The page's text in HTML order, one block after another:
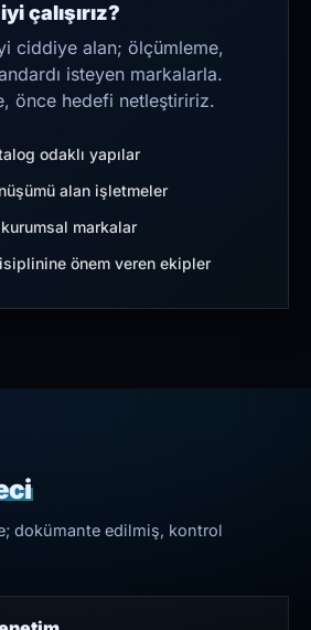
çalışırız?
ciddiye alan; ölçümleme,
isteyen markalarla.
önce hedefi netleştiririz.
odaklı yapılar
alan işletmeler
markalar
önem veren ekipler
dokümante edilmiş, kontrol